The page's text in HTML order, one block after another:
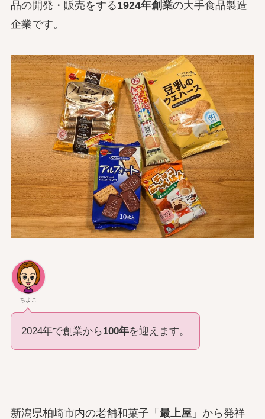
品の開発・販売をする1924年創業の大手食品製造
企業です。
ちよこ
2024年で創業から100年を迎えます。
新潟県柏崎市内の老舗和菓子「 最上屋」から発祥